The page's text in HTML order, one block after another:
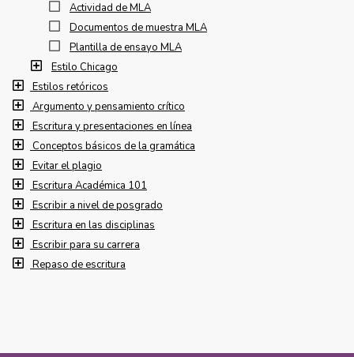
Actividad de MLA
Documentos de muestra MLA
Plantilla de ensayo MLA
Estilo Chicago
Estilos retóricos
Argumento y pensamiento crítico
Escritura y presentaciones en línea
Conceptos básicos de la gramática
Evitar el plagio
Escritura Académica 101
Escribir a nivel de posgrado
Escritura en las disciplinas
Escribir para su carrera
Repaso de escritura